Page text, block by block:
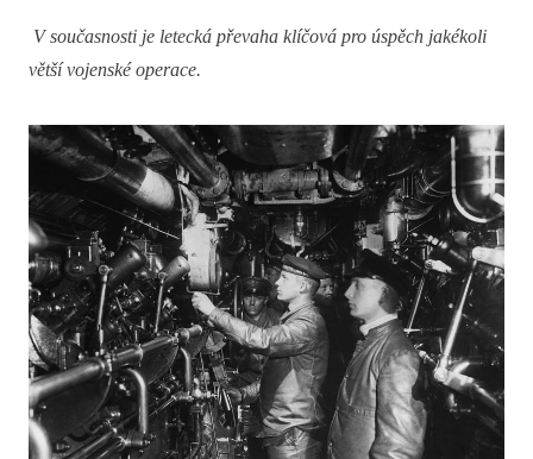
V současnosti je letecká převaha klíčová pro úspěch jakékoli
větší vojenské operace.